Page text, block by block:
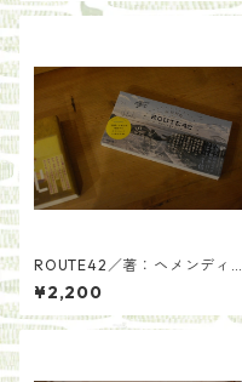
ROUTE42／著：ヘメンディン
ガー 綾 写真：丸山由起
¥2,200